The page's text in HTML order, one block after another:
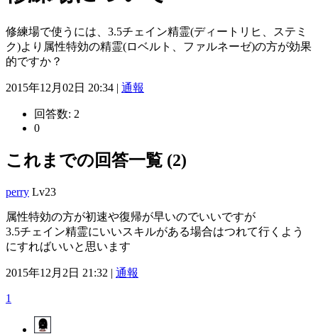
修練場で使うには、3.5チェイン精霊(ディートリヒ、ステミ
ク)より属性特効の精霊(ロベルト、ファルネーゼ)の方が効果
的ですか？
2015年12月02日 20:34 | 通報
回答数: 2
0
これまでの回答一覧 (2)
perry Lv23
属性特効の方が初速や復帰が早いのでいいですが
3.5チェイン精霊にいいスキルがある場合はつれて行くよう
にすればいいと思います
2015年12月2日 21:32 | 通報
1